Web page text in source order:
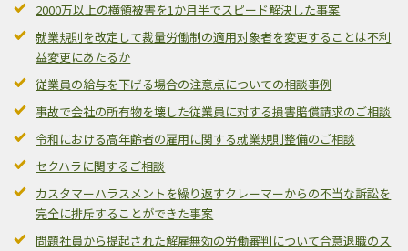
2000万以上の横領被害を1か月半でスピード解決した事案
就業規則を改定して裁量労働制の適用対象者を変更することは不利
益変更にあたるか
従業員の給与を下げる場合の注意点についての相談事例
事故で会社の所有物を壊した従業員に対する損害賠償請求のご相談
令和における高年齢者の雇用に関する就業規則整備のご相談
セクハラに関するご相談
カスタマーハラスメントを繰り返すクレーマーからの不当な訴訟を
完全に排斥することができた事案
問題社員から提起された解雇無効の労働審判について合意退職のス